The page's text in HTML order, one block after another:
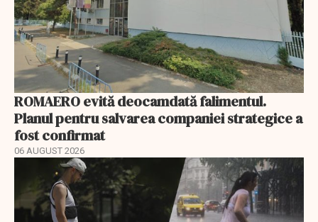
ROMAERO evită deocamdată falimentul.
Planul pentru salvarea companiei strategice a
fost confirmat
06 AUGUST 2026